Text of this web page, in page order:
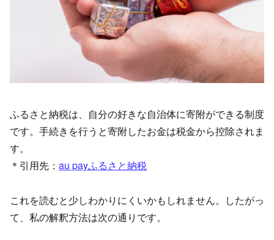
ふるさと納税は、自分の好きな自治体に寄附ができる制度
です。手続きを行うと寄附したお金は税金から控除されま
す。
＊引用先： au payふるさと納税
これを読むと少しわかりにくいかもしれません。したがっ
て、私の解釈方法は次の通りです。